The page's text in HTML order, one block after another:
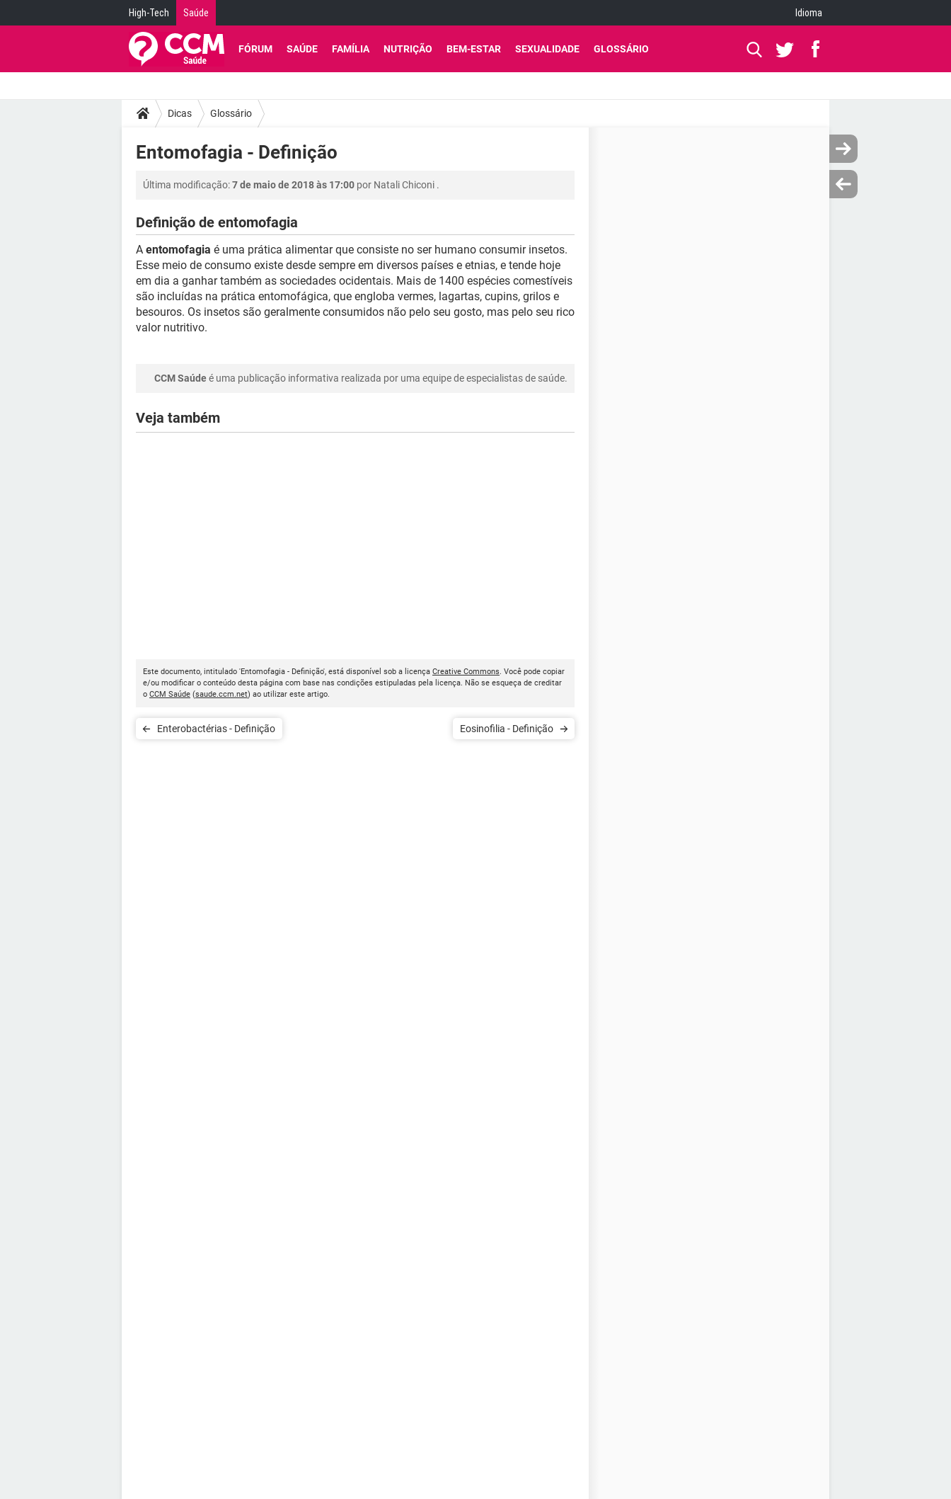
High-Tech Saúde Idioma
FÓRUM SAÚDE FAMÍLIA NUTRIÇÃO BEM-ESTAR SEXUALIDADE GLOSSÁRIO
Dicas Glossário
Entomofagia - Definição
Última modificação:7 de maio de 2018 às 17:00 por Natali Chiconi .
Definição de entomofagia
A entomofagia é uma prática alimentar que consiste no ser humano consumir insetos.
Esse meio de consumo existe desde sempre em diversos países e etnias, e tende hoje
em dia a ganhar também as sociedades ocidentais. Mais de 1400 espécies comestíveis
são incluídas na prática entomofágica, que engloba vermes, lagartas, cupins, grilos e
besouros. Os insetos são geralmente consumidos não pelo seu gosto, mas pelo seu rico
valor nutritivo.
CCM Saúdeé uma publicação informativa realizada por uma equipe de especialistas de saúde.
Veja também
Este documento, intitulado 'Entomofagia - Definição', está disponível sob a licença Creative Commons. Você pode copiar
e/ou modificar o conteúdo desta página com base nas condições estipuladas pela licença. Não se esqueça de creditar
o CCM Saúde (saude.ccm.net) ao utilizar este artigo.
Enterobactérias - Definição Eosinofilia - Definição